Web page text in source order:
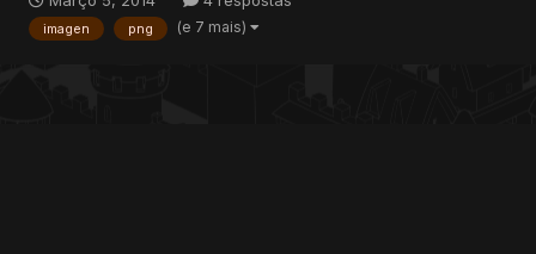
extensões possui características próprias, sendo indicadas
para situações diferentes. O JPEG...
imagen png (e 7 mais)